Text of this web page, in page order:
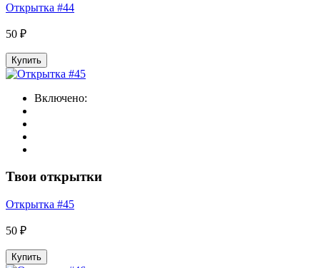
Открытка #44
50 ₽
Купить
Включено:
Твои открытки
Открытка #45
50 ₽
Купить